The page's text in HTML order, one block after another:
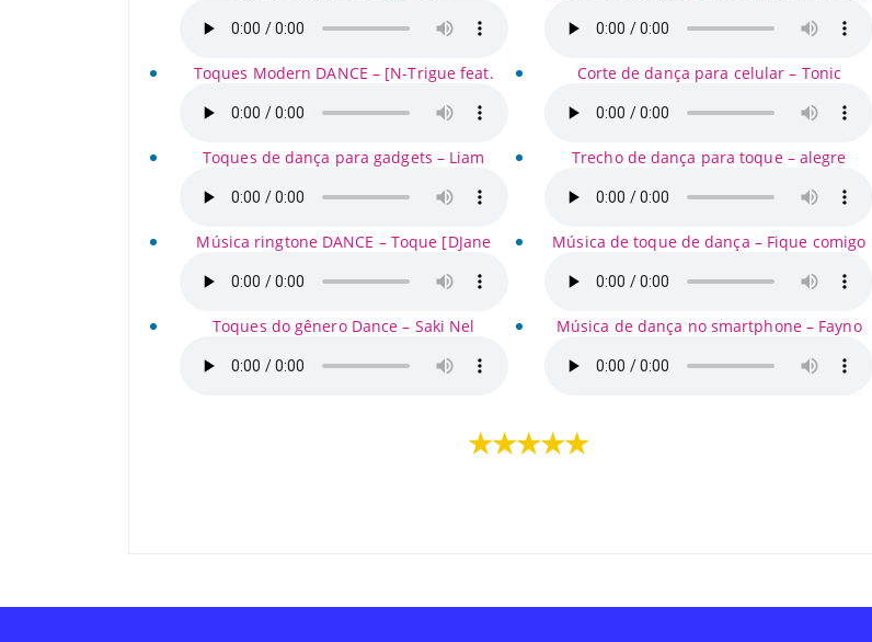
Toques Modern DANCE – [N-Trigue feat.
Toques de dança para gadgets – Liam
Música ringtone DANCE – Toque [DJane
Toques do gênero Dance – Saki Nel
Corte de dança para celular – Tonic
Trecho de dança para toque – alegre
Música de toque de dança – Fique comigo
Música de dança no smartphone – Fayno
★★★★★